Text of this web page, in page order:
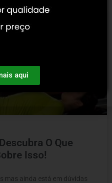
O Que
Isso!
mas ainda está em dúvidas
aqui